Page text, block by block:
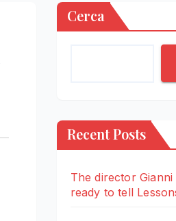
Cerca
Recent Posts
The director
ready to tell